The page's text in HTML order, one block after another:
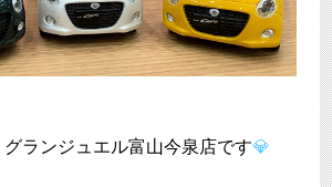
グランジュエル富山今泉店です💎